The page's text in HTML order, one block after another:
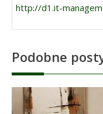
http://d1.it-
Podobne